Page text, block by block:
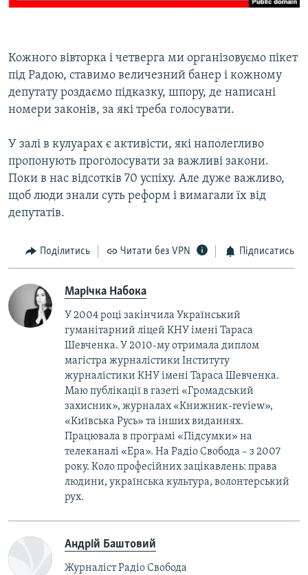
Кожного вівторка і четверга ми організовуємо пікет
під Радою, ставимо величезний банер і кожному
депутату роздаємо підказку, шпору, де написані
номери законів, за які треба голосувати.
У залі в кулуарах є активісти, які наполегливо
пропонують проголосувати за важливі закони.
Поки в нас відсотків 70 успіху. Але дуже важливо,
щоб люди знали суть реформ і вимагали їх від
депутатів.
Поділитись Читати без VPN Підписатись
Марічка Набока
У 2004 році закінчила Український
гуманітарний ліцей КНУ імені Тараса
Шевченка. У 2010-му отримала диплом
магістра журналістики Інституту
журналістики КНУ імені Тараса Шевченка.
Маю публікації в газеті «Громадський
захисник», журналах «Книжник-review»,
«Київська Русь» та інших виданнях.
Працювала в програмі «Підсумки» на
телеканалі «Ера». На Радіо Свобода – з 2007
року. Коло професійних зацікавлень: права
людини, українська культура, волонтерський
рух.
Андрій Баштовий
Журналіст Радіо Свобода